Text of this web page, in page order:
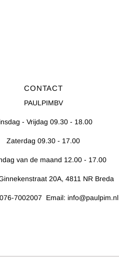
CONTACT
PAULPIMBV
- Vrijdag 09.30 - 18.00
Zaterdag 09.30 - 17.00
van de maand 12.00 - 17.00
20A, 4811 NR Breda
7002007 Email: info@paulpim.nl